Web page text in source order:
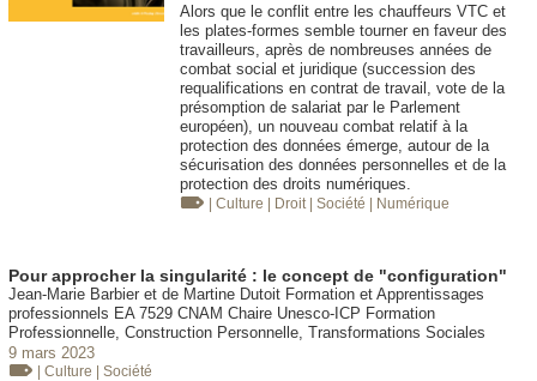
Alors que le conflit entre les chauffeurs VTC et
les plates-formes semble tourner en faveur des
travailleurs, après de nombreuses années de
combat social et juridique (succession des
requalifications en contrat de travail, vote de la
présomption de salariat par le Parlement
européen), un nouveau combat relatif à la
protection des données émerge, autour de la
sécurisation des données personnelles et de la
protection des droits numériques.
| Culture | Droit | Société | Numérique
Pour approcher la singularité : le concept de "configuration"
Jean-Marie Barbier et de Martine Dutoit Formation et Apprentissages
professionnels EA 7529 CNAM Chaire Unesco-ICP Formation
Professionnelle, Construction Personnelle, Transformations Sociales
9 mars 2023
| Culture | Société